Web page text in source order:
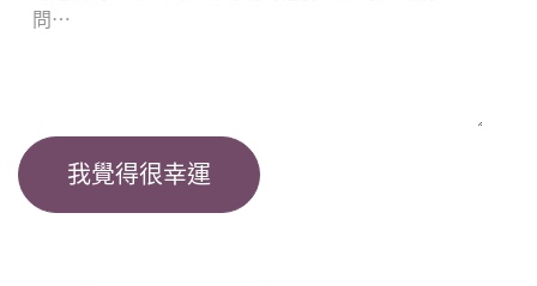
我覺得很幸運